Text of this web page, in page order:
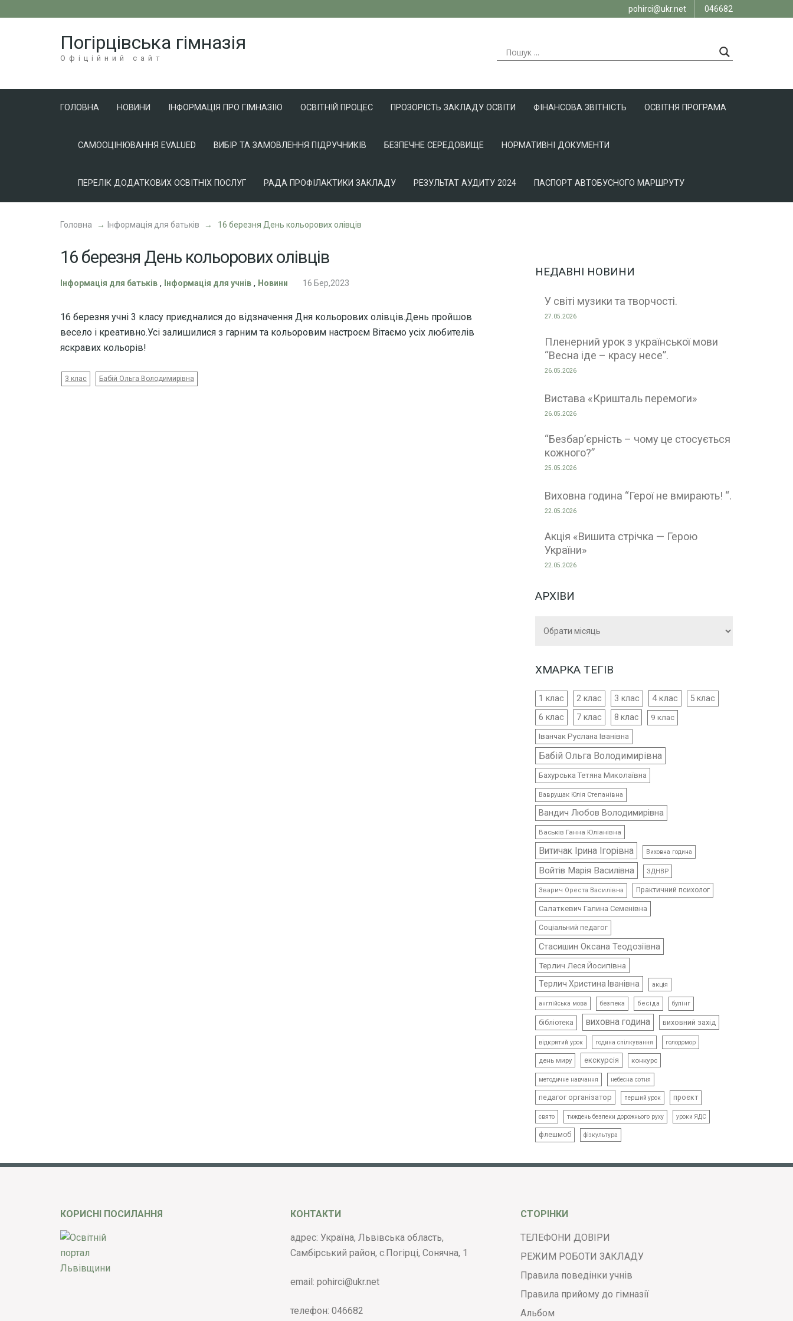
pohirci@ukr.net 046682
Погірцівська гімназія
Офіційний сайт
ГОЛОВНА НОВИНИ ІНФОРМАЦІЯ ПРО ГІМНАЗІЮ ОСВІТНІЙ ПРОЦЕС ПРОЗОРІСТЬ ЗАКЛАДУ ОСВІТИ ФІНАНСОВА ЗВІТНІСТЬ ОСВІТНЯ ПРОГРАМА
САМООЦІНЮВАННЯ EVALUED ВИБІР ТА ЗАМОВЛЕННЯ ПІДРУЧНИКІВ БЕЗПЕЧНЕ СЕРЕДОВИЩЕ НОРМАТИВНІ ДОКУМЕНТИ
ПЕРЕЛІК ДОДАТКОВИХ ОСВІТНІХ ПОСЛУГ РАДА ПРОФІЛАКТИКИ ЗАКЛАДУ РЕЗУЛЬТАТ АУДИТУ 2024 ПАСПОРТ АВТОБУСНОГО МАРШРУТУ
Головна → Інформація для батьків → 16 березня День кольорових олівців
16 березня День кольорових олівців
Інформація для батьків , Інформація для учнів , Новини 16 Бер,2023
16 березня учні 3 класу приєдналися до відзначення Дня кольорових олівців.День пройшов
весело і креативно.Усі залишилися з гарним та кольоровим настроєм Вітаємо усіх любителів
яскравих кольорів!
3 клас Бабій Ольга Володимирівна
НЕДАВНІ НОВИНИ
У світі музики та творчості.
27.05.2026
Пленерний урок з української мови
“Весна іде – красу несе”.
26.05.2026
Вистава «Кришталь перемоги»
26.05.2026
“Безбар’єрність – чому це стосується
кожного?”
25.05.2026
Виховна година “Герої не вмирають! “.
22.05.2026
Акція «Вишита стрічка — Герою
України»
22.05.2026
АРХІВИ
ХМАРКА ТЕГІВ
1 клас 2 клас 3 клас 4 клас 5 клас
6 клас 7 клас 8 клас 9 клас
Іванчак Руслана Іванівна
Бабій Ольга Володимирівна
Бахурська Тетяна Миколаївна
Ваврущак Юлія Степанівна
Вандич Любов Володимирівна
Васьків Ганна Юліанівна
Витичак Ірина Ігорівна Виховна година
Войтів Марія Василівна ЗДНВР
Зварич Ореста Василівна Практичний психолог
Салаткевич Галина Семенівна
Соціальний педагог
Стасишин Оксана Теодозіївна
Терлич Леся Йосипівна
Терлич Христина Іванівна
акція
англійська мова безпека бесіда булінг
бібліотека виховна година виховний захід
відкритий урок година спілкування голодомор
день миру екскурсія конкурс
методичне навчання небесна сотня
педагог організатор перший урок проєкт
свято тиждень безпеки дорожнього руху уроки ЯДС
флешмоб фізкультура
КОРИСНІ ПОСИЛАННЯ КОНТАКТИ
адрес: Україна, Львівська область,
Самбірський район, с.Погірці, Сонячна, 1
email: pohirci@ukr.net
телефон: 046682
СТОРІНКИ
ТЕЛЕФОНИ ДОВІРИ
РЕЖИМ РОБОТИ ЗАКЛАДУ
Правила поведінки учнів
Правила прийому до гімназії
Альбом